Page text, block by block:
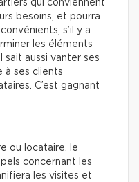
qui conviennent
besoins, et pourra
s’il y a
les éléments
sait aussi vanter ses
ses clients
C’est gagnant
ou locataire, le
concernant les
les visites et